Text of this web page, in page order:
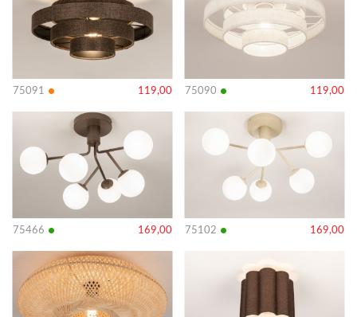
75091 • 119,00 75090 • 119,00
75466 • 169,00 75102 • 169,00
details
Bekijk
details